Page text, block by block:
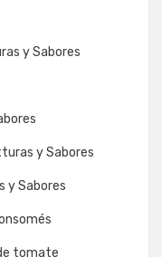
y Sabores
y Sabores
y Sabores
tomate